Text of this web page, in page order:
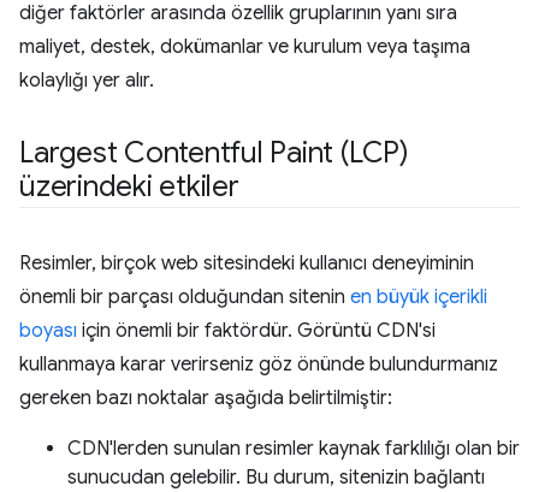
diğer faktörler arasında özellik gruplarının yanı sıra
maliyet, destek, dokümanlar ve kurulum veya taşıma
kolaylığı yer alır.
Largest Contentful Paint (LCP)
üzerindeki etkiler
Resimler, birçok web sitesindeki kullanıcı deneyiminin
önemli bir parçası olduğundan sitenin en büyük içerikli
boyası için önemli bir faktördür. Görüntü CDN'si
kullanmaya karar verirseniz göz önünde bulundurmanız
gereken bazı noktalar aşağıda belirtilmiştir:
CDN'lerden sunulan resimler kaynak farklılığı olan bir
sunucudan gelebilir. Bu durum, sitenizin bağlantı